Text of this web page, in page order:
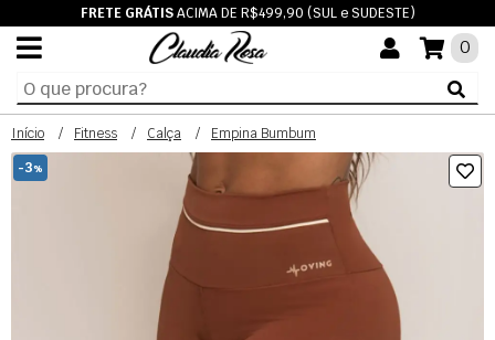
FRETE GRÁTISACIMA DE R$499,90 (SUL e SUDESTE)
0
Início Fitness Calça
Empina Bumbum
-3%